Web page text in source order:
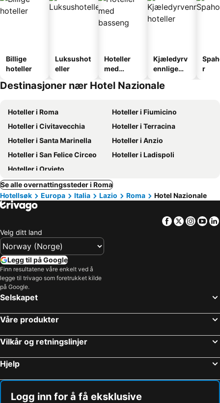
Billige
hoteller
Luksushot
eller
Hoteller
med
Kjæledyrv
ennlige
r
Destinasjoner nær Hotel Nazionale
Hoteller i Roma
Hoteller i Fiumicino
Hoteller i Civitavecchia
Hoteller i Terracina
Hoteller i Santa Marinella
Hoteller i Anzio
Hoteller i San Felice Circeo
Hoteller i Ladispoli
Hoteller i Orvieto
Se alle overnattingssteder i Roma
Hotellsøk
Europa Italia Lazio Roma Hotel Nazionale
Facebook
Twitter
Velg ditt land
Legg til på Google
Finn resultatene våre enkelt ved å
legge til trivago som foretrukket kilde
på Google.
Selskapet
Våre produkter
Vilkår og retningslinjer
Hjelp
Logg inn for å få eksklusive